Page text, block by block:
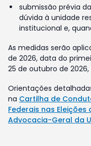
submissão prévia
dúvida à unidade
institucional e,
As medidas serão
de 2026, data do
25 de outubro de
Orientações
na Cartilha de
Federais nas
Advocacia-Geral da